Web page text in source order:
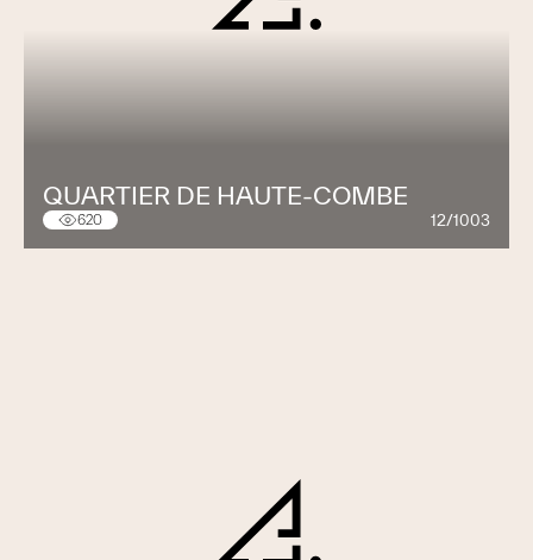
QUARTIER DE HAUTE-COMBE
620 12/1003